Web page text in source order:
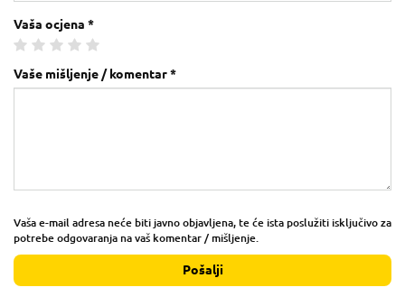
Vaša ocjena *
Vaše mišljenje / komentar *
Vaša e-mail adresa neće biti javno objavljena, te će ista poslužiti isključivo za
potrebe odgovaranja na vaš komentar / mišljenje.
Pošalji